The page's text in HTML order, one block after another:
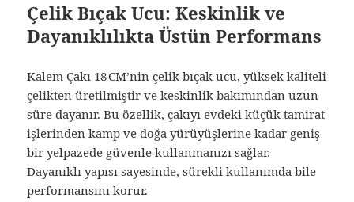
Çelik Bıçak Ucu: Keskinlik ve
Dayanıklılıkta Üstün Performans
Kalem Çakı 18 CM’nin çelik bıçak ucu, yüksek kaliteli
çelikten üretilmiştir ve keskinlik bakımından uzun
süre dayanır. Bu özellik, çakıyı evdeki küçük tamirat
işlerinden kamp ve doğa yürüyüşlerine kadar geniş
bir yelpazede güvenle kullanmanızı sağlar.
Dayanıklı yapısı sayesinde, sürekli kullanımda bile
performansını korur.